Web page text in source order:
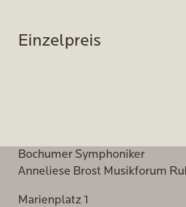
Einzelpreis
Bochumer Symphoniker
Anneliese Brost Musikforum
Marienplatz 1